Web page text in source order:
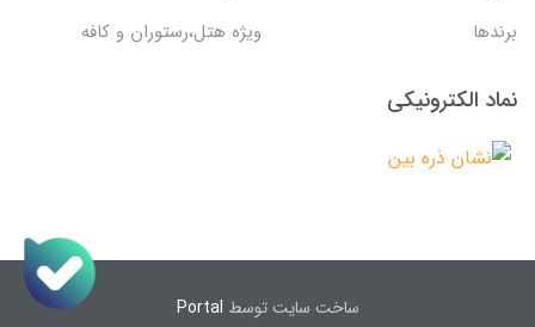
برندها
ویژه هتل،رستوران و کافه
نماد الکترونیکی
ساخت سایت توسط Portal